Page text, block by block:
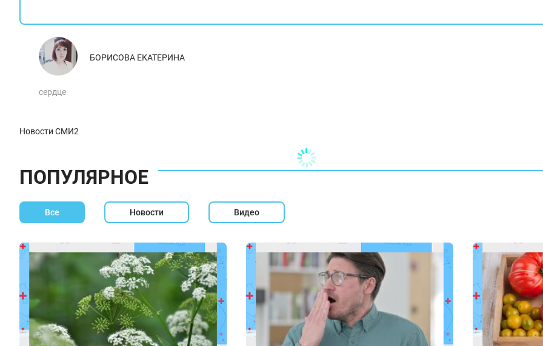
БОРИСОВА ЕКАТЕРИНА
сердце
Новости СМИ2
ПОПУЛЯРНОЕ
Все Новости Видео